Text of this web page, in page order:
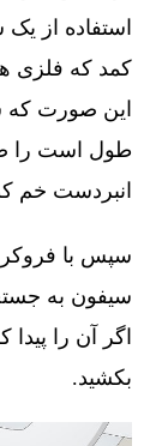
استفاده از
کمد که فلزی
این صورت که
طول است را
انبردست خم
سپس با
سیفون به
اگر آن را پیدا
بکشید.